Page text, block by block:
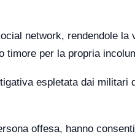
network, rendendole la
timore per la propria
espletata dai militari
offesa, hanno